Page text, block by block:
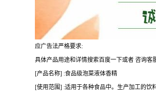
应广告法严格要求:
具体产品用途和详情搜索百度一下或者 咨询客
[产品名称] :食品级泡菜液体香精
[使用范围] :适用于各种食品中。生产加工的饮